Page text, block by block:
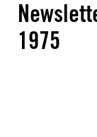
1975